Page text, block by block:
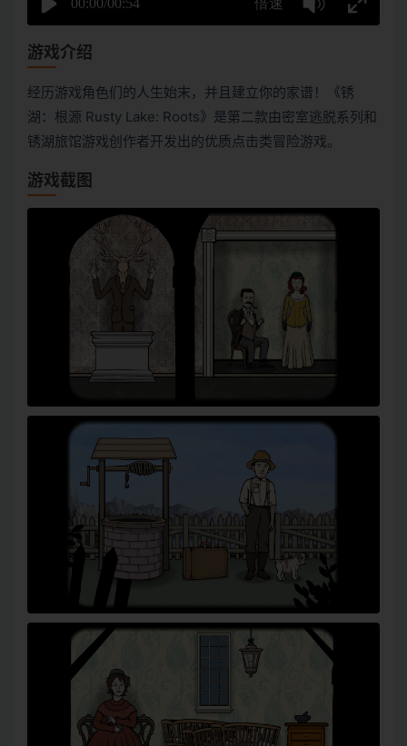
游戏介绍
经历游戏角色们的人生始末，并且建立你的家谱！《锈
湖：根源 Rusty Lake: Roots》是第二款由密室逃脱系列和
锈湖旅馆游戏创作者开发出的优质点击类冒险游戏。
游戏截图